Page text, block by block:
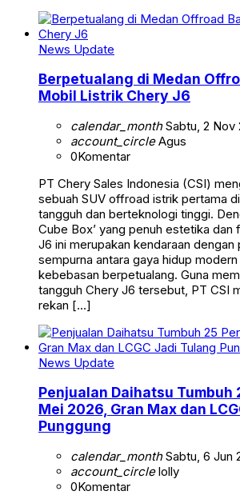
News Update
Berpetualang di Medan
Mobil Listrik Chery J6
calendar_monthSabtu, 2 Nov
account_circleAgus
0Komentar
PT Chery Sales Indonesia (CSI)
sebuah SUV offroad istrik pertama
tangguh dan berteknologi tinggi.
Cube Box’ yang penuh estetika dan
J6 ini merupakan kendaraan dengan
sempurna antara gaya hidup
kebebasan berpetualang. Guna
tangguh Chery J6 tersebut, PT CSI
rekan […]
News Update
Penjualan Daihatsu Tumbuh
Mei 2026, Gran Max dan
Punggung
calendar_monthSabtu, 6 Jun
account_circlelolly
0Komentar